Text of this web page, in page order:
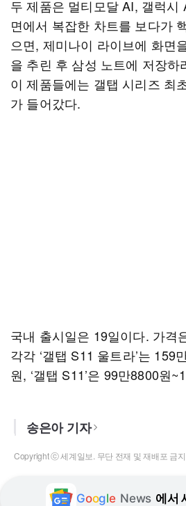
두 제품은 멀티모달 AI, 갤럭시
면에서 복잡한 차트를 보다가
으면, 제미나이 라이브에 화면
을 추린 후 삼성 노트에 저장하
이 제품들에는 갤탭 시리즈 최
가 들어갔다.
국내 출시일은 19일이다. 가격
각각 ‘갤탭 S11 울트라’는 159
원, ‘갤탭 S11’은 99만8800원
송은아 기자
Copyright ⓒ 세계일보. 무단 전재 및 재배포 금지
Google News 에서